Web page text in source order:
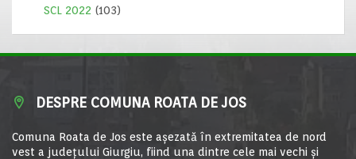
SCL 2022 (103)
DESPRE COMUNA ROATA DE JOS
Comuna Roata de Jos este aşezată în extremitatea de nord
vest a judeţului Giurgiu, fiind una dintre cele mai vechi şi